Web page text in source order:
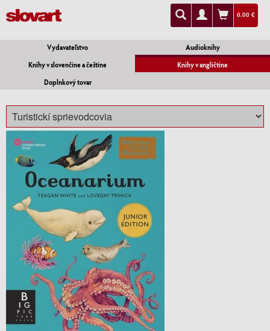
0.00 €
Vydavateľstvo
Audioknihy
Knihy v slovenčine a češtine
Knihy v angličtine
Doplnkový tovar